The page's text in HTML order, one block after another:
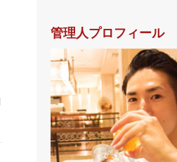
管理人プロフィール